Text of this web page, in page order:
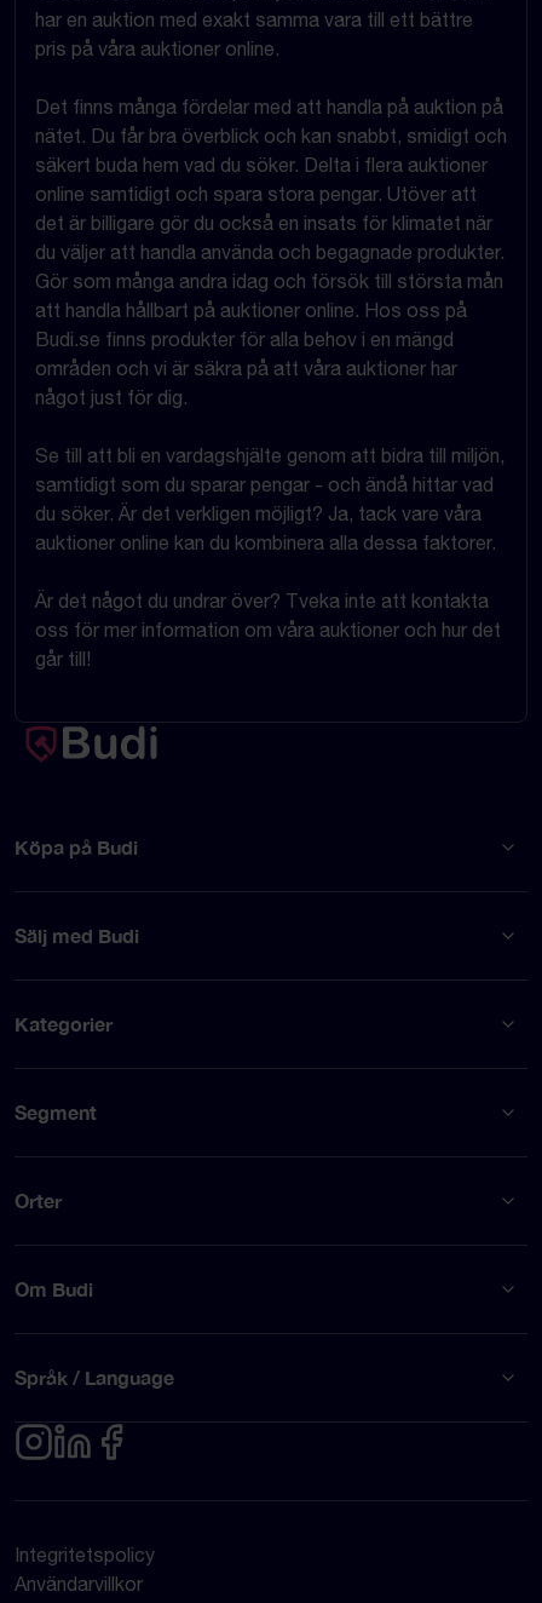
har en auktion med exakt samma vara till ett bättre
pris på våra auktioner online.
Det finns många fördelar med att handla på auktion på
nätet. Du får bra överblick och kan snabbt, smidigt och
säkert buda hem vad du söker. Delta i flera auktioner
online samtidigt och spara stora pengar. Utöver att
det är billigare gör du också en insats för klimatet när
du väljer att handla använda och begagnade produkter.
Gör som många andra idag och försök till största mån
att handla hållbart på auktioner online. Hos oss på
Budi.se finns produkter för alla behov i en mängd
områden och vi är säkra på att våra auktioner har
något just för dig.
Se till att bli en vardagshjälte genom att bidra till miljön,
samtidigt som du sparar pengar - och ändå hittar vad
du söker. Är det verkligen möjligt? Ja, tack vare våra
auktioner online kan du kombinera alla dessa faktorer.
Är det något du undrar över? Tveka inte att kontakta
oss för mer information om våra auktioner och hur det
går till!
Köpa på Budi
Sälj med Budi
Kategorier
Segment
Orter
Om Budi
Språk / Language
Integritetspolicy
Användarvillkor